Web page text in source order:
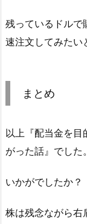
残っているドルで
速注文してみたい
まとめ
以上『配当金を目
がった話』でした。
いかがでしたか？
株は残念ながら右